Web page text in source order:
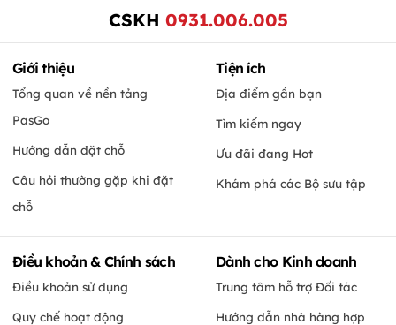
CSKH 0931.006.005
Giới thiệu
Tổng quan về nền tảng
PasGo
Hướng dẫn đặt chỗ
Câu hỏi thường gặp khi đặt
chỗ
Tiện ích
Địa điểm gần bạn
Tìm kiếm ngay
Ưu đãi đang Hot
Khám phá các Bộ sưu tập
Điều khoản & Chính sách
Điều khoản sử dụng
Quy chế hoạt động
Dành cho Kinh doanh
Trung tâm hỗ trợ Đối tác
Hướng dẫn nhà hàng hợp